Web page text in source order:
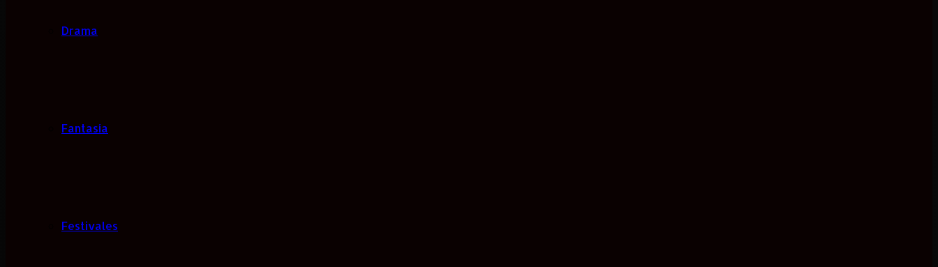
Drama
Fantasía
Festivales